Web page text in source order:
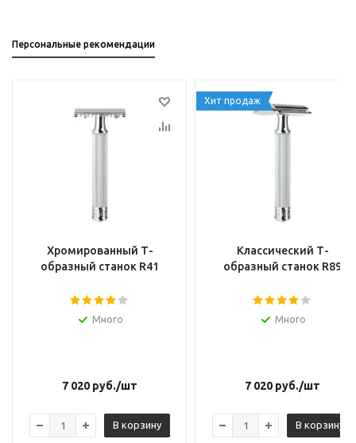
Персональные рекомендации
Хромированный Т-
образный станок R41
Много
7 020 руб./шт
В корзину
Хит продаж
Классический Т-
образный станок R89
Много
7 020 руб./шт
В корзину